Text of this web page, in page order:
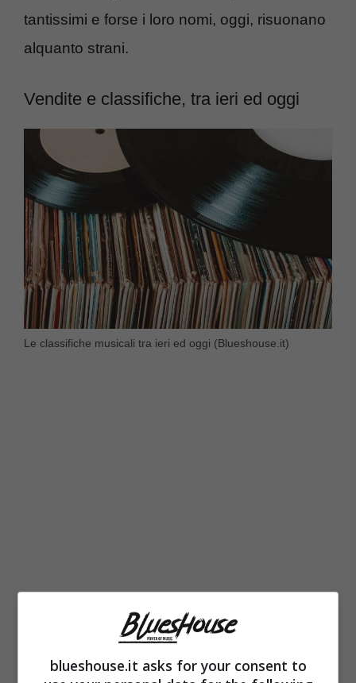
tantissimi e forse i loro nomi, oggi, risuonano
alquanto strani.
Vendite e classifiche, tra ieri ed oggi
Le classifiche musicali tra ieri ed oggi (Blueshouse.it)
Annalisa, Lazza, Geolier che nello
scorso del 2023 hanno battuto ogni
blueshouse.it asks for your consent to